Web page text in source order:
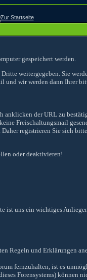
gespeichert werden.
weitergegeben. Sie
und wir werden dann Ihrer
der URL zu
Freischaltungsmail
registrieren Sie sich
oder deaktivieren!
ist uns ein wichtiges
Regeln und Erklärungen
fernzuhalten, ist es
Forensystems) können